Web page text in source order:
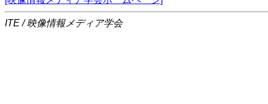
ITE / 映像情報メディア学会